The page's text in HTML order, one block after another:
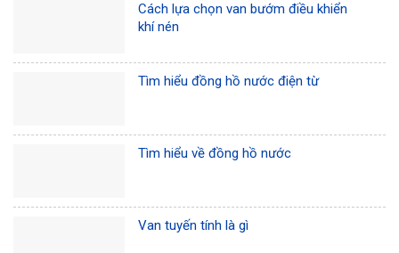
Cách lựa chọn van bướm điều khiển
khí nén
Tìm hiểu đồng hồ nước điện từ
Tìm hiểu về đồng hồ nước
Van tuyến tính là gì